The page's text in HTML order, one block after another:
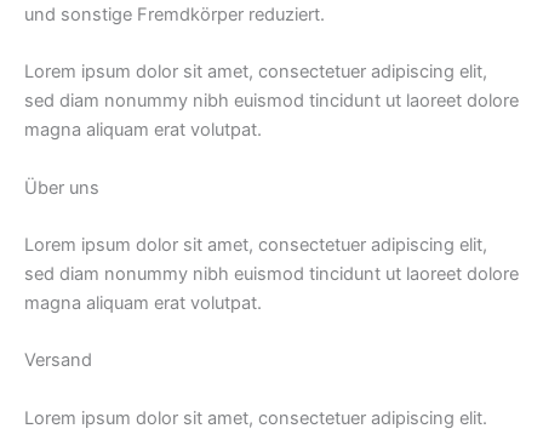
und sonstige Fremdkörper reduziert.
Lorem ipsum dolor sit amet, consectetuer adipiscing elit,
sed diam nonummy nibh euismod tincidunt ut laoreet dolore
magna aliquam erat volutpat.
Über uns
Lorem ipsum dolor sit amet, consectetuer adipiscing elit,
sed diam nonummy nibh euismod tincidunt ut laoreet dolore
magna aliquam erat volutpat.
Versand
Lorem ipsum dolor sit amet, consectetuer adipiscing elit.